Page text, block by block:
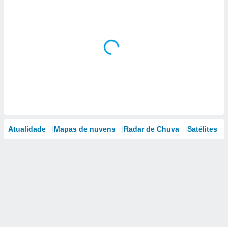
Atualidade Mapas de nuvens Radar de Chuva Satélites